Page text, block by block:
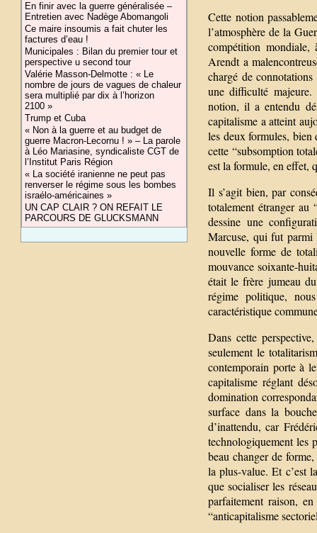
En finir avec la guerre généralisée –
Entretien avec Nadège Abomangoli
Ce maire insoumis a fait chuter les
factures d’eau !
Municipales : Bilan du premier tour et
perspective u second tour
Valérie Masson-Delmotte : « Le
nombre de jours de vagues de chaleur
sera multiplié par dix à l’horizon
2100 »
Trump et Cuba
« Non à la guerre et au budget de
guerre Macron-Lecornu ! » – La parole
à Léo Mariasine, syndicaliste CGT de
l’Institut Paris Région
« La société iranienne ne peut pas
renverser le régime sous les bombes
israélo-américaines »
UN CAP CLAIR ? ON REFAIT LE
PARCOURS DE GLUCKSMANN
Cette notion
l’atmosphère de la
compétition
Arendt a
chargé de
une difficulté
notion, il a entendu
capitalisme a atteint
les deux formules, bien
cette “subsomption
est la formule, en effet,
Il s’agit bien, par
totalement étranger au
dessine une
Marcuse, qui fut parmi
nouvelle forme de
mouvance soixante-
était le frère jumeau
régime politique,
caractéristique
Dans cette
seulement le
contemporain porte à
capitalisme réglant
domination
surface dans la
d’inattendu, car
technologiquement les
beau changer de
la plus-value. Et c’est
que socialiser les
parfaitement raison,
“anticapitalisme